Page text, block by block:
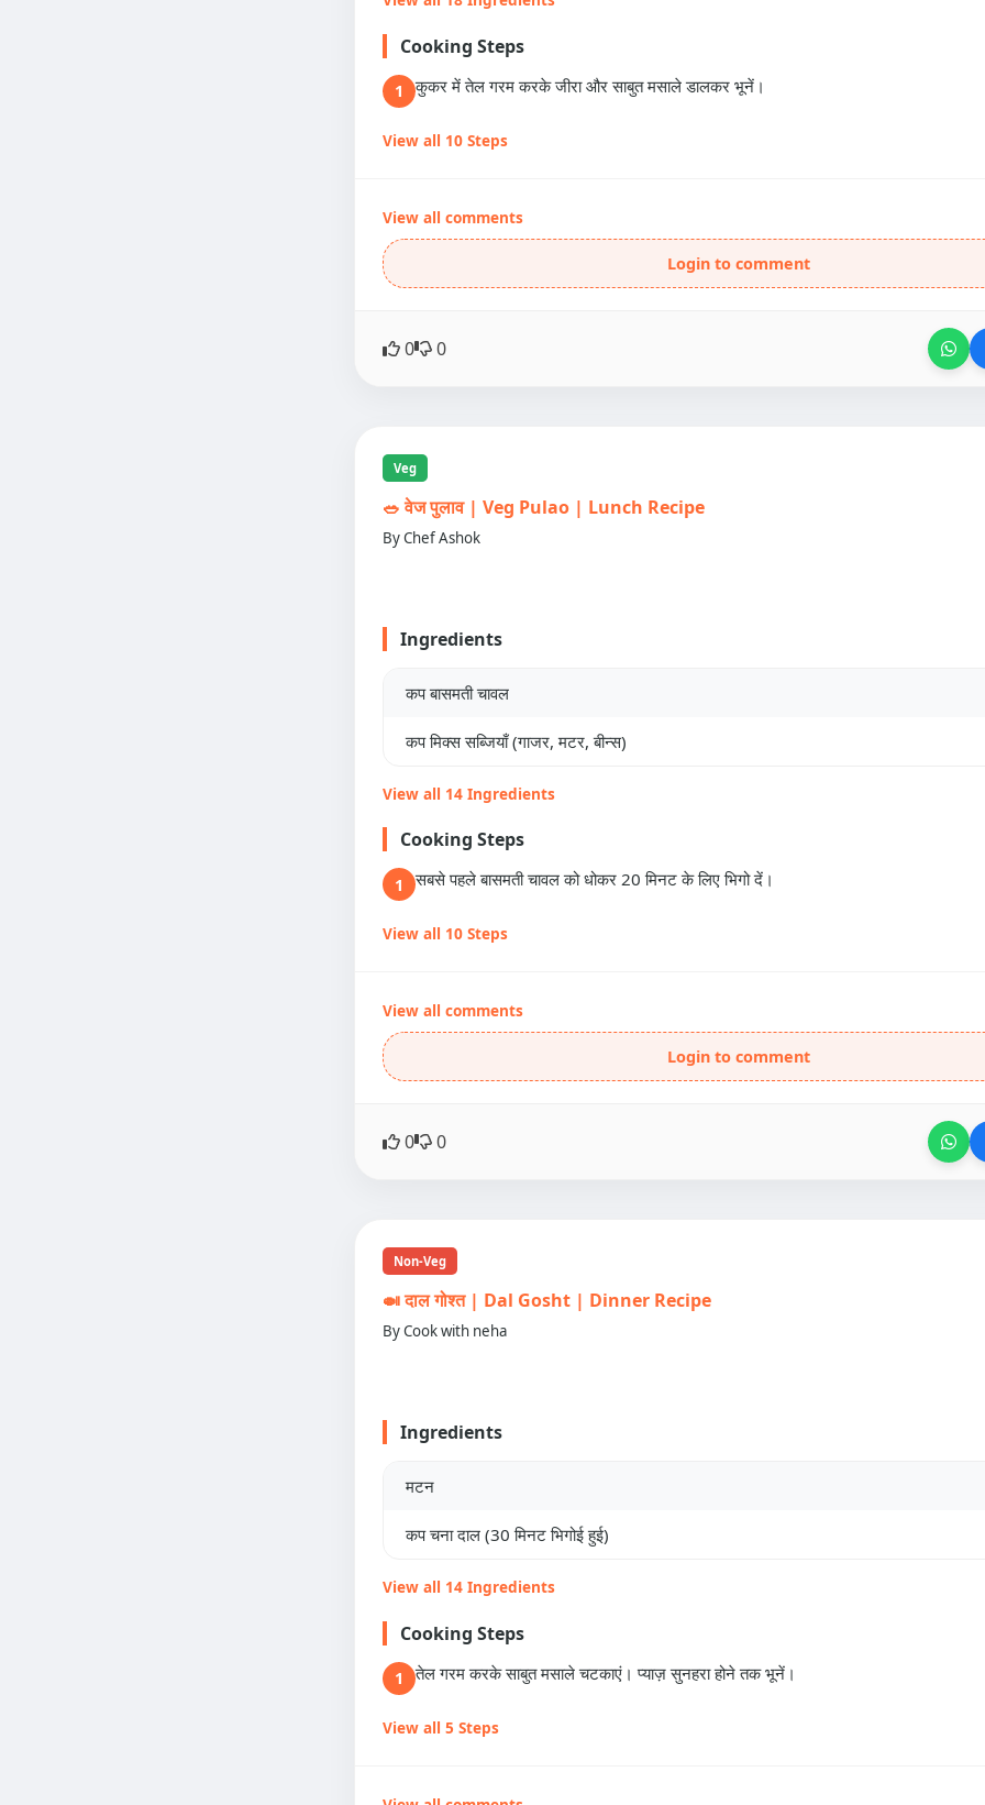
Cooking Steps
1 कुकर में तेल गरम करके जीरा और साबुत मसाले डालकर भूनें।
View all 10 Steps
View all comments
Login to comment
0 0
Veg
🥗 वेज पुलाव | Veg Pulao | Lunch Recipe
By Chef Ashok
Ingredients
कप बासमती चावल
कप मिक्स सब्जियाँ (गाजर, मटर, बीन्स)
View all 14 Ingredients
Cooking Steps
1 सबसे पहले बासमती चावल को धोकर 20 मिनट के लिए भिगो दें।
View all 10 Steps
View all comments
Login to comment
0 0
Non-Veg
🍛 दाल गोश्त | Dal Gosht | Dinner Recipe
By Cook with neha
Ingredients
मटन
कप चना दाल (30 मिनट भिगोई हुई)
View all 14 Ingredients
Cooking Steps
1 तेल गरम करके साबुत मसाले चटकाएं। प्याज़ सुनहरा होने तक भूनें।
View all 5 Steps